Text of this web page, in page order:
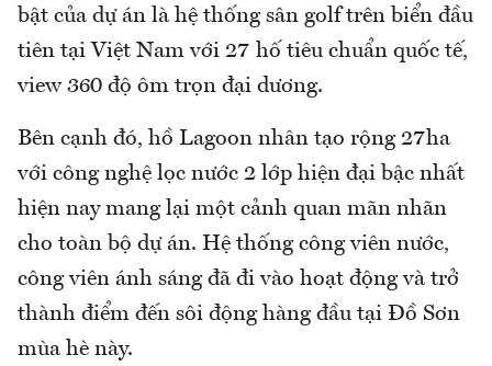
bật của dự án là hệ thống sân golf trên biển đầu
tiên tại Việt Nam với 27 hố tiêu chuẩn quốc tế,
view 360 độ ôm trọn đại dương.
Bên cạnh đó, hồ Lagoon nhân tạo rộng 27ha
với công nghệ lọc nước 2 lớp hiện đại bậc nhất
hiện nay mang lại một cảnh quan mãn nhãn
cho toàn bộ dự án. Hệ thống công viên nước,
công viên ánh sáng đã đi vào hoạt động và trở
thành điểm đến sôi động hàng đầu tại Đồ Sơn
mùa hè này.